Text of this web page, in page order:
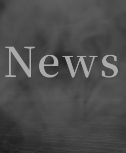
News